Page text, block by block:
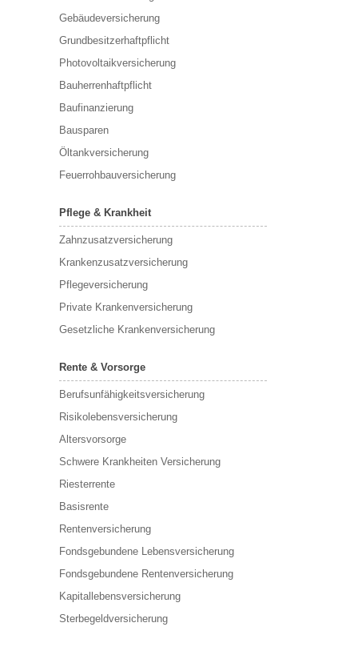
Gebäudeversicherung
Grundbesitzerhaftpflicht
Photovoltaikversicherung
Bauherrenhaftpflicht
Baufinanzierung
Bausparen
Öltankversicherung
Feuerrohbauversicherung
Pflege & Krankheit
Zahnzusatzversicherung
Krankenzusatzversicherung
Pflegeversicherung
Private Krankenversicherung
Gesetzliche Krankenversicherung
Rente & Vorsorge
Berufs­unfähigkeitsversicherung
Risikolebensversicherung
Altersvorsorge
Schwere Krankheiten Versicherung
Riesterrente
Basisrente
Rentenversicherung
Fondsgebundene Lebensversicherung
Fondsgebundene Rentenversicherung
Kapitallebensversicherung
Sterbegeldversicherung